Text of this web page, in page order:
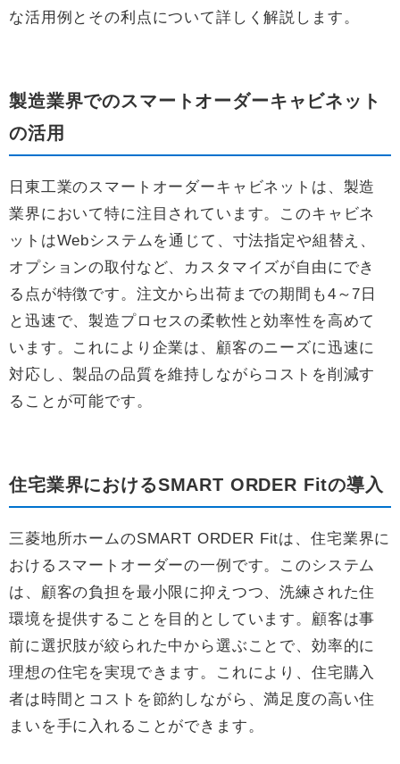
な活用例とその利点について詳しく解説します。
製造業界でのスマートオーダーキャビネット
の活用
日東工業のスマートオーダーキャビネットは、製造
業界において特に注目されています。このキャビネ
ットはWebシステムを通じて、寸法指定や組替え、
オプションの取付など、カスタマイズが自由にでき
る点が特徴です。注文から出荷までの期間も4～7日
と迅速で、製造プロセスの柔軟性と効率性を高めて
います。これにより企業は、顧客のニーズに迅速に
対応し、製品の品質を維持しながらコストを削減す
ることが可能です。
住宅業界におけるSMART ORDER Fitの導入
三菱地所ホームのSMART ORDER Fitは、住宅業界に
おけるスマートオーダーの一例です。このシステム
は、顧客の負担を最小限に抑えつつ、洗練された住
環境を提供することを目的としています。顧客は事
前に選択肢が絞られた中から選ぶことで、効率的に
理想の住宅を実現できます。これにより、住宅購入
者は時間とコストを節約しながら、満足度の高い住
まいを手に入れることができます。